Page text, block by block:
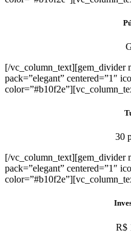
[/vc_column_text][gem_divider
pack=”elegant” centered=”1″
30
[/vc_column_text][gem_divider
pack=”elegant” centered=”1″
R$